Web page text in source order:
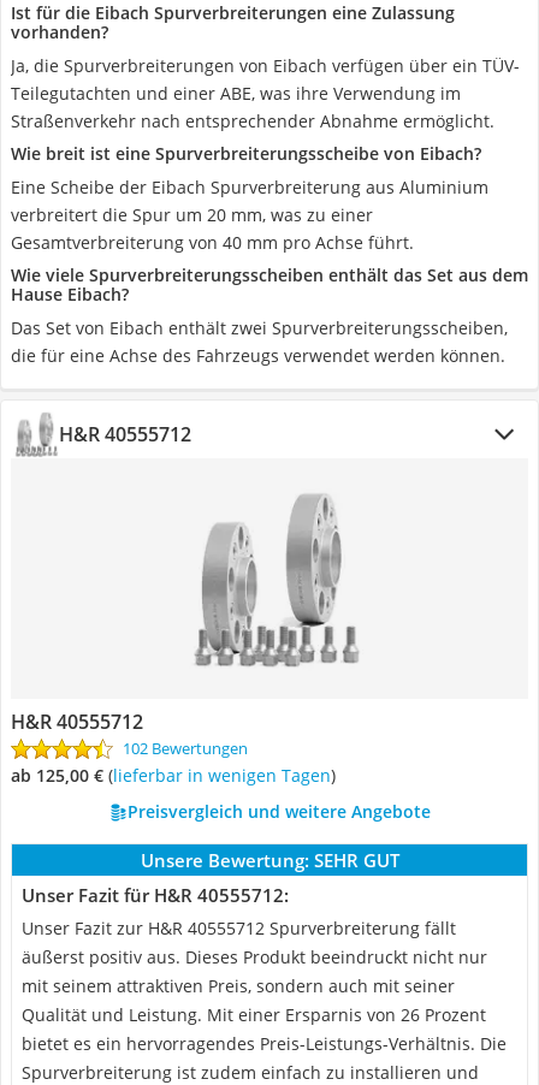
Ist für die Eibach Spurverbreiterungen eine Zulassung
vorhanden?
Ja, die Spurverbreiterungen von Eibach verfügen über ein TÜV-
Teilegutachten und einer ABE, was ihre Verwendung im
Straßenverkehr nach entsprechender Abnahme ermöglicht.
Wie breit ist eine Spurverbreiterungsscheibe von Eibach?
Eine Scheibe der Eibach Spurverbreiterung aus Aluminium
verbreitert die Spur um 20 mm, was zu einer
Gesamtverbreiterung von 40 mm pro Achse führt.
Wie viele Spurverbreiterungsscheiben enthält das Set aus dem
Hause Eibach?
Das Set von Eibach enthält zwei Spurverbreiterungsscheiben,
die für eine Achse des Fahrzeugs verwendet werden können.
H&R 40555712
H&R 40555712
102 Bewertungen
ab 125,00 € ( Lieferbar in wenigen Tagen)
Preisvergleich und weitere Angebote
Unsere Bewertung: SEHR GUT
Unser Fazit für H&R 40555712:
Unser Fazit zur H&R 40555712 Spurverbreiterung fällt
äußerst positiv aus. Dieses Produkt beeindruckt nicht nur
mit seinem attraktiven Preis, sondern auch mit seiner
Qualität und Leistung. Mit einer Ersparnis von 26 Prozent
bietet es ein hervorragendes Preis-Leistungs-Verhältnis. Die
Spurverbreiterung ist zudem einfach zu installieren und